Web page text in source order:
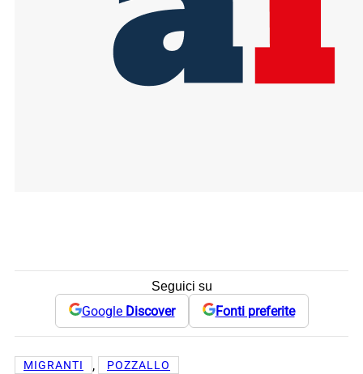
Seguici su
Google Discover Fonti preferite
MIGRANTI , POZZALLO